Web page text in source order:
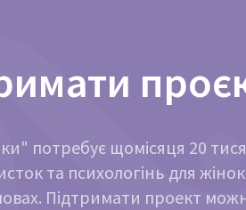
потребує щомісяця 20
та психологінь для
Підтримати проект